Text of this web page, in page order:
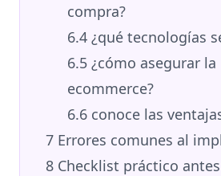
compra?
6.4 ¿qué tecnologías
6.5 ¿cómo asegurar
ecommerce?
6.6 conoce las
7 Errores comunes al
8 Checklist práctico